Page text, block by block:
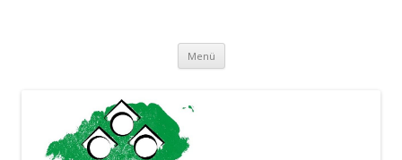
Menü Springe
Inhalt